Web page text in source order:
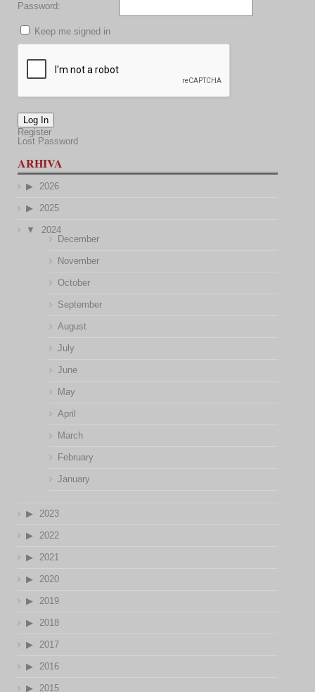
Password:
Keep me signed in
Log In
Register
Lost Password
ARHIVA
2026
2025
2024
December
November
October
September
August
July
June
May
April
March
February
January
2023
2022
2021
2020
2019
2018
2017
2016
2015